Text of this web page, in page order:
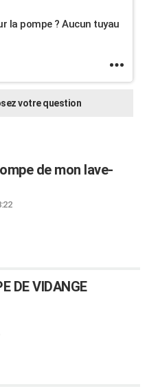
la pompe ? Aucun tuyau
votre question
de mon lave-
DE VIDANGE